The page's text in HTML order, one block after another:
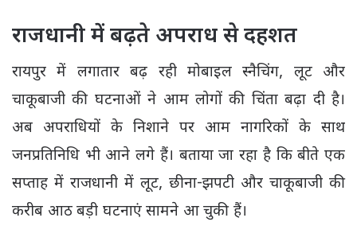
राजधानी में बढ़ते अपराध से दहशत
रायपुर में लगातार बढ़ रही मोबाइल स्नैचिंग, लूट और
चाकूबाजी की घटनाओं ने आम लोगों की चिंता बढ़ा दी है।
अब अपराधियों के निशाने पर आम नागरिकों के साथ
जनप्रतिनिधि भी आने लगे हैं। बताया जा रहा है कि बीते एक
सप्ताह में राजधानी में लूट, छीना-झपटी और चाकूबाजी की
करीब आठ बड़ी घटनाएं सामने आ चुकी हैं।